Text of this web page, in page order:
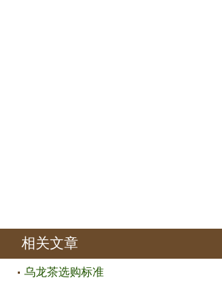
相关文章
乌龙茶选购标准